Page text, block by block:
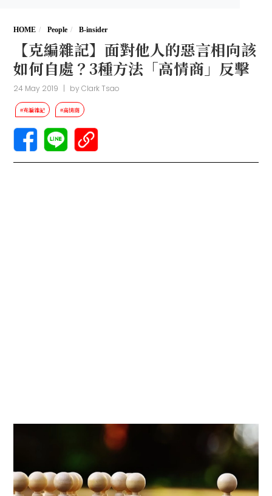
HOME People B-insider
【克編雜記】面對他人的惡言相向該
如何自處？3種方法「高情商」反擊
24 May 2019 | byClark Tsao
#克編雜記 #高情商